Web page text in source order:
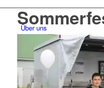
Über uns
Firmengeschichte